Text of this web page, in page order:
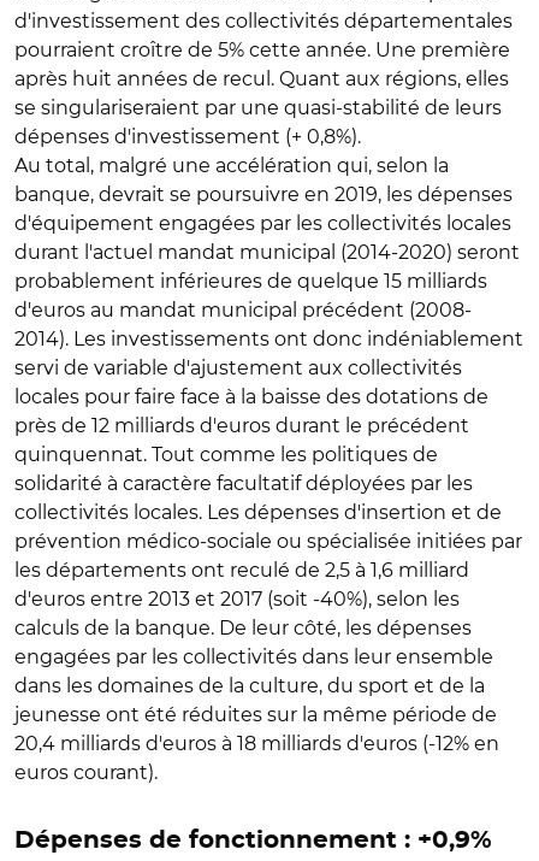
d'investissement des collectivités départementales
pourraient croître de 5% cette année. Une première
après huit années de recul. Quant aux régions, elles
se singulariseraient par une quasi-stabilité de leurs
dépenses d'investissement (+ 0,8%).
Au total, malgré une accélération qui, selon la
banque, devrait se poursuivre en 2019, les dépenses
d'équipement engagées par les collectivités locales
durant l'actuel mandat municipal (2014-2020) seront
probablement inférieures de quelque 15 milliards
d'euros au mandat municipal précédent (2008-
2014). Les investissements ont donc indéniablement
servi de variable d'ajustement aux collectivités
locales pour faire face à la baisse des dotations de
près de 12 milliards d'euros durant le précédent
quinquennat. Tout comme les politiques de
solidarité à caractère facultatif déployées par les
collectivités locales. Les dépenses d'insertion et de
prévention médico-sociale ou spécialisée initiées par
les départements ont reculé de 2,5 à 1,6 milliard
d'euros entre 2013 et 2017 (soit -40%), selon les
calculs de la banque. De leur côté, les dépenses
engagées par les collectivités dans leur ensemble
dans les domaines de la culture, du sport et de la
jeunesse ont été réduites sur la même période de
20,4 milliards d'euros à 18 milliards d'euros (-12% en
euros courant).
Dépenses de fonctionnement : +0,9%